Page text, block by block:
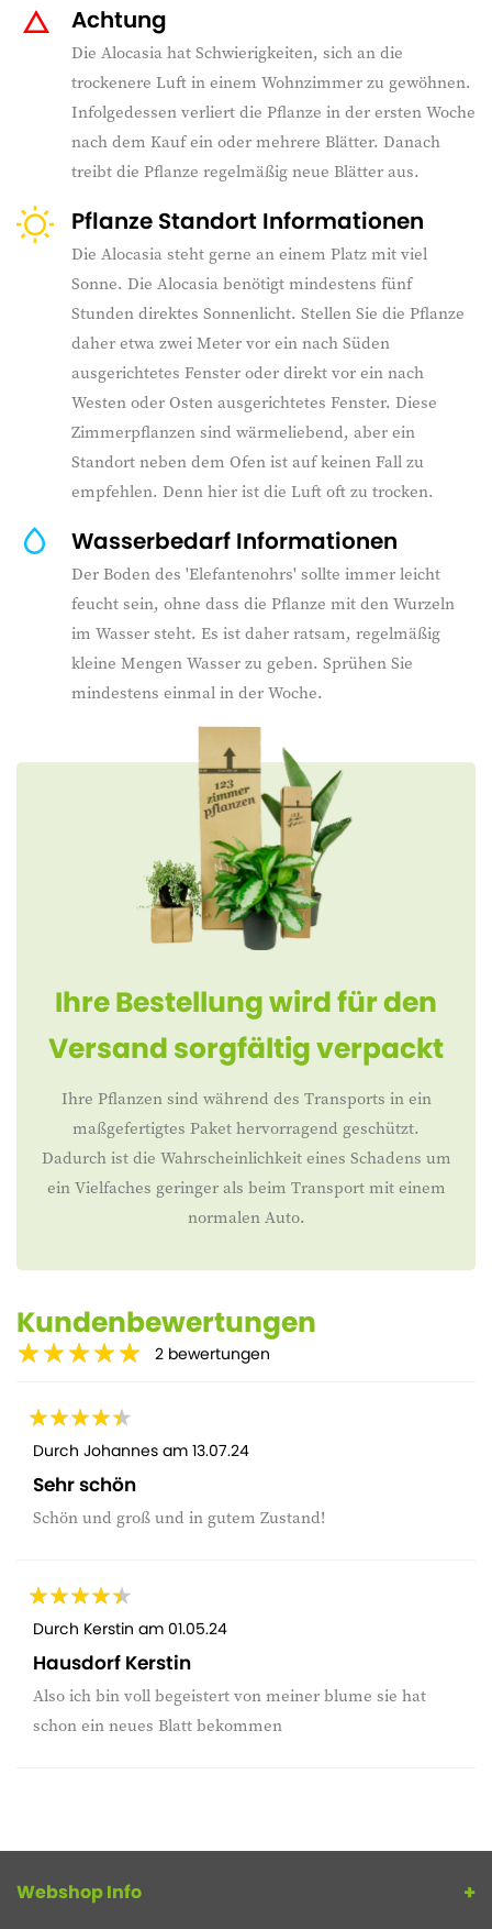
Achtung
Die Alocasia hat Schwierigkeiten, sich an die
trockenere Luft in einem Wohnzimmer zu gewöhnen.
Infolgedessen verliert die Pflanze in der ersten Woche
nach dem Kauf ein oder mehrere Blätter. Danach
treibt die Pflanze regelmäßig neue Blätter aus.
Pflanze Standort Informationen
Die Alocasia steht gerne an einem Platz mit viel
Sonne. Die Alocasia benötigt mindestens fünf
Stunden direktes Sonnenlicht. Stellen Sie die Pflanze
daher etwa zwei Meter vor ein nach Süden
ausgerichtetes Fenster oder direkt vor ein nach
Westen oder Osten ausgerichtetes Fenster. Diese
Zimmerpflanzen sind wärmeliebend, aber ein
Standort neben dem Ofen ist auf keinen Fall zu
empfehlen. Denn hier ist die Luft oft zu trocken.
Wasserbedarf Informationen
Der Boden des 'Elefantenohrs' sollte immer leicht
feucht sein, ohne dass die Pflanze mit den Wurzeln
im Wasser steht. Es ist daher ratsam, regelmäßig
kleine Mengen Wasser zu geben. Sprühen Sie
mindestens einmal in der Woche.
Ihre Bestellung wird für den
Versand sorgfältig verpackt
Ihre Pflanzen sind während des Transports in ein
maßgefertigtes Paket hervorragend geschützt.
Dadurch ist die Wahrscheinlichkeit eines Schadens um
ein Vielfaches geringer als beim Transport mit einem
normalen Auto.
Kundenbewertungen
2 bewertungen
Durch Johannes am 13.07.24
Sehr schön
Schön und groß und in gutem Zustand!
Durch Kerstin am 01.05.24
Hausdorf Kerstin
Also ich bin voll begeistert von meiner blume sie hat
schon ein neues Blatt bekommen
Webshop Info